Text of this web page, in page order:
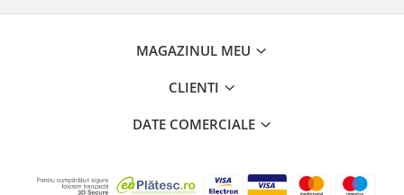
MAGAZINUL MEU
CLIENTI
DATE COMERCIALE